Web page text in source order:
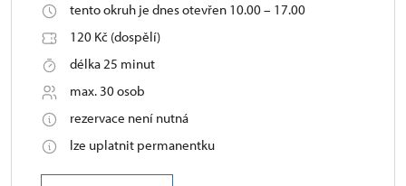
tento okruh je dnes otevřen 10.00 – 17.00
120 Kč (dospělí)
délka 25 minut
max. 30 osob
rezervace není nutná
lze uplatnit permanentku